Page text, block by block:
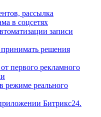
рассылка
в соцсетях
записи
решения
первого рекламного
реального
Битрикс24.